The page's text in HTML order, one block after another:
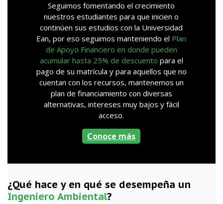
Seguimos fomentando el crecimiento
nuestros estudiantes para que inicien o
continúen sus estudios con la Universidad
Ean, por eso seguimos manteniendo el Plan
de Apoyo Financiero en donde pueden
acumular hasta 25% de descuento para el
pago de su matrícula y para aquellos que no
cuentan con los recursos, mantenemos un
plan de financiamiento con diversas
alternativas, intereses muy bajos y fácil
acceso.
Conoce más
¿Qué hace y en qué se desempeña un
Ingeniero Ambiental?